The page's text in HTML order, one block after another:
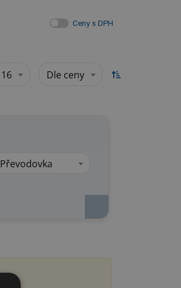
Ceny s DPH
16 Dle ceny
Převodovka